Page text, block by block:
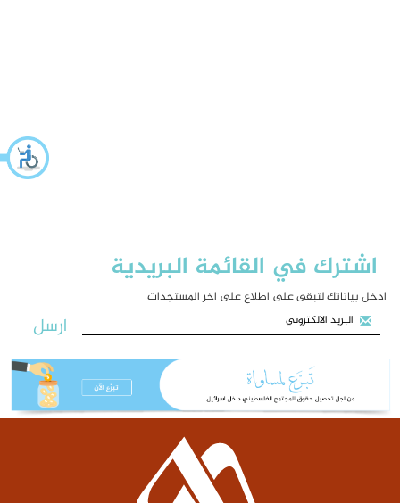
اشترك في القائمة البريدية
ادخل بياناتك لتبقى على اطلاع على اخر المستجدات
ارسل